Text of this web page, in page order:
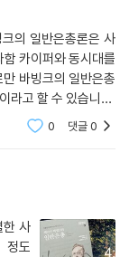
면서도 신칼빈주의
대에 네덜란드에서
함 카이퍼(Abraha
gratie, 1902-1
리 바빙크는 이 주
편집본인 이 작품을
결하면서도 분명하
대한 바빙크의 견해
으로 적은 분량의 지
기꺼이 추천합니다.
의 일반은총론은 사
카이퍼와 동시대를
바빙크의 일반은총
라고 할 수 있습니다.
한다는 것은 불가하
0 댓글0